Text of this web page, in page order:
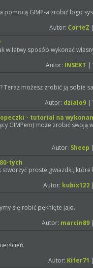
pomocą GIMP-a zrobić logo
Autor: CorteZ
w łatwy sposób wykonać
Autor: INSEKT |
Teraz możesz zrobić ją sobie
Autor: dzialo9 |
- tutorial na
GIMPem) może zrobić swoją
Autor: Sheep
tych
proste gwiazdki, które
Autor: kubix122
się robić pęknięte jajo.
Autor: marcin89
Autor: Kifer71